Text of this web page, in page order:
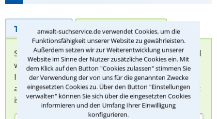
anwalt-suchservice.de verwendet Cookies, um die
Funktionsfähigkeit unserer Website zu gewährleisten.
Außerdem setzen wir zur Weiterentwicklung unserer
Website im Sinne der Nutzer zusätzliche Cookies ein. Mit
dem Klick auf den Button "Cookies zulassen" stimmen Sie
der Verwendung der von uns für die genannten Zwecke
eingesetzten Cookies zu. Über den Button "Einstellungen
verwalten" können Sie sich über die eingesetzten Cookies
informieren und den Umfang Ihrer Einwilligung
konfigurieren.
Telefonhilfe Beratungsanfrage
Sie können hier Ihren Fall schildern. Anschließend
werden sich spezialisierte Rechtsanwälte bei
Ihnen melden, um das weitere Vorgehen
abzuklären. Die Rückmeldung durch einen Anwalt
ist für Sie kostenlos.